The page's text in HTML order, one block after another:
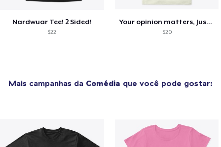
Nardwuar Tee! 2 Sided!
$22
Your opinion matters, Just not to me!
$20
Mais campanhas da Comédia que você pode gostar: